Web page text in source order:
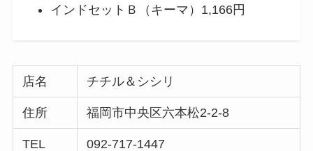
インドセットＢ（キーマ）1,166円
店名 チチル＆シシリ
住所 福岡市中央区六本松2-2-8
TEL 092-717-1447